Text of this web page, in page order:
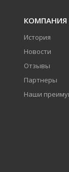
КОМПАНИЯ
История
Новости
Отзывы
Партнеры
Наши